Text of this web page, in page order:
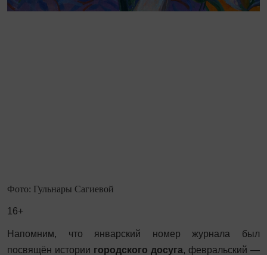
Фото: Гульнары Сагиевой
16+
Напомним, что январский номер журнала был
посвящён истории городского досуга, февральский —